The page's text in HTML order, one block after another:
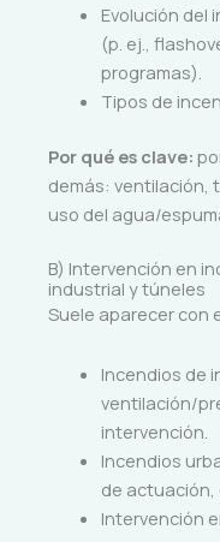
Evolución del
(p. ej.,
programas).
Tipos de
Por qué es clave:
demás: ventilación,
uso del agua/
B) Intervención en
industrial y túneles
Suele aparecer con
Incendios de
ventilación/
intervención.
Incendios
de actuación,
Intervención